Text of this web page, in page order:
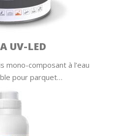
UV-LED
mono-composant à l’eau
pour parquet…